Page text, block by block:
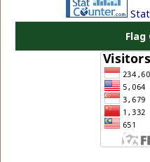
Flag